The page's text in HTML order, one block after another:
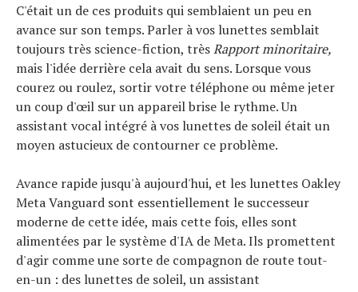
C'était un de ces produits qui semblaient un peu en
avance sur son temps. Parler à vos lunettes semblait
toujours très science-fiction, trèsRapport minoritaire,
mais l'idée derrière cela avait du sens. Lorsque vous
courez ou roulez, sortir votre téléphone ou même jeter
un coup d'œil sur un appareil brise le rythme. Un
assistant vocal intégré à vos lunettes de soleil était un
moyen astucieux de contourner ce problème.
Avance rapide jusqu'à aujourd'hui, et les lunettes Oakley
Meta Vanguard sont essentiellement le successeur
moderne de cette idée, mais cette fois, elles sont
alimentées par le système d'IA de Meta. Ils promettent
d'agir comme une sorte de compagnon de route tout-
en-un : des lunettes de soleil, un assistant
Conseils
Tendances
Tous nos articles
À propos